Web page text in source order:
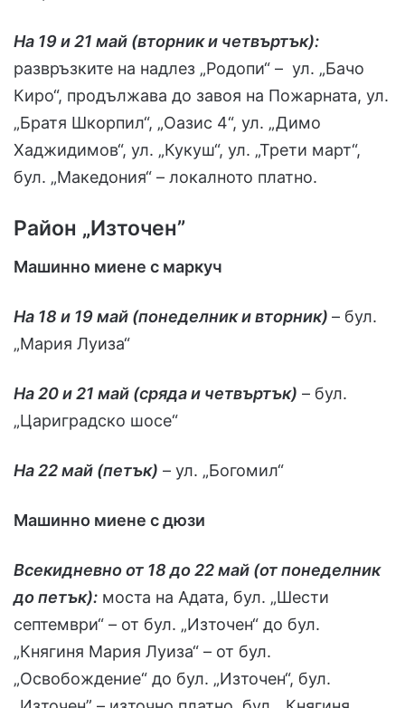
На 19 и 21 май (вторник и четвъртък):
развръзките на надлез „Родопи“ – ул. „Бачо
Киро“, продължава до завоя на Пожарната, ул.
„Братя Шкорпил“, „Оазис 4“, ул. „Димо
Хаджидимов“, ул. „Кукуш“, ул. „Трети март“,
бул. „Македония“ – локалното платно.
Район „Източен”
Машинно миене с маркуч
На 18 и 19 май (понеделник и вторник) – бул.
„Мария Луиза“
На 20 и 21 май (сряда и четвъртък) – бул.
„Цариградско шосе“
На 22 май (петък) – ул. „Богомил“
Машинно миене с дюзи
Всекидневно от 18 до 22 май (от понеделник
до петък): моста на Адата, бул. „Шести
септември“ – от бул. „Източен“ до бул.
„Княгиня Мария Луиза“ – от бул.
„Освобождение“ до бул. „Източен“, бул.